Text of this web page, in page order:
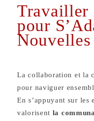
Travailler
pour
Nouvelles
La collaboration et la
pour naviguer
En s’appuyant sur les
valorisent la